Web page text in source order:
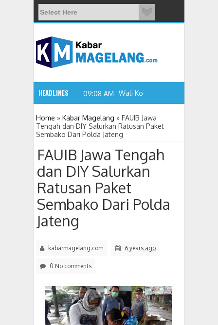
HEADLINES
09:08 AM Wali Kota Magelang: Wa
Home » Kabar Magelang » FAUIB Jawa
Tengah dan DIY Salurkan Ratusan Paket
Sembako Dari Polda Jateng
FAUIB Jawa Tengah
dan DIY Salurkan
Ratusan Paket
Sembako Dari Polda
Jateng
kabarmagelang.com 6 years ago
0 No comments